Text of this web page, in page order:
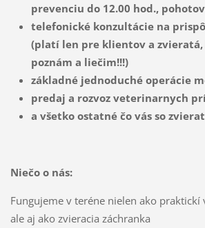
prevenciu do 12.00 hod.,
telefonické konzultácie na
(platí len pre klientov a zvieratá,
poznám a liečim!!!)
základné jednoduché operácie
predaj a rozvoz veterinarnych
a všetko ostatné čo vás so
Niečo o nás:
Fungujeme v teréne nielen ako
ale aj ako zvieracia záchranka